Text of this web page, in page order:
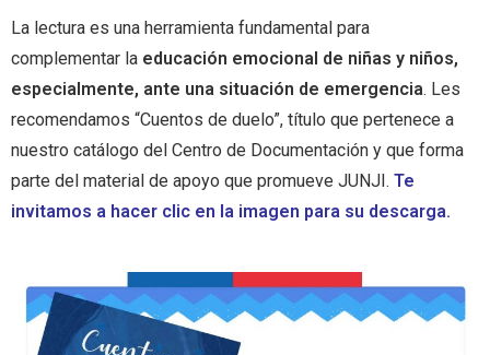
La lectura es una herramienta fundamental para
complementar la educación emocional de niñas y niños,
especialmente, ante una situación de emergencia. Les
recomendamos “Cuentos de duelo”, título que pertenece a
nuestro catálogo del Centro de Documentación y que forma
parte del material de apoyo que promueve JUNJI. Te
invitamos a hacer clic en la imagen para su descarga.